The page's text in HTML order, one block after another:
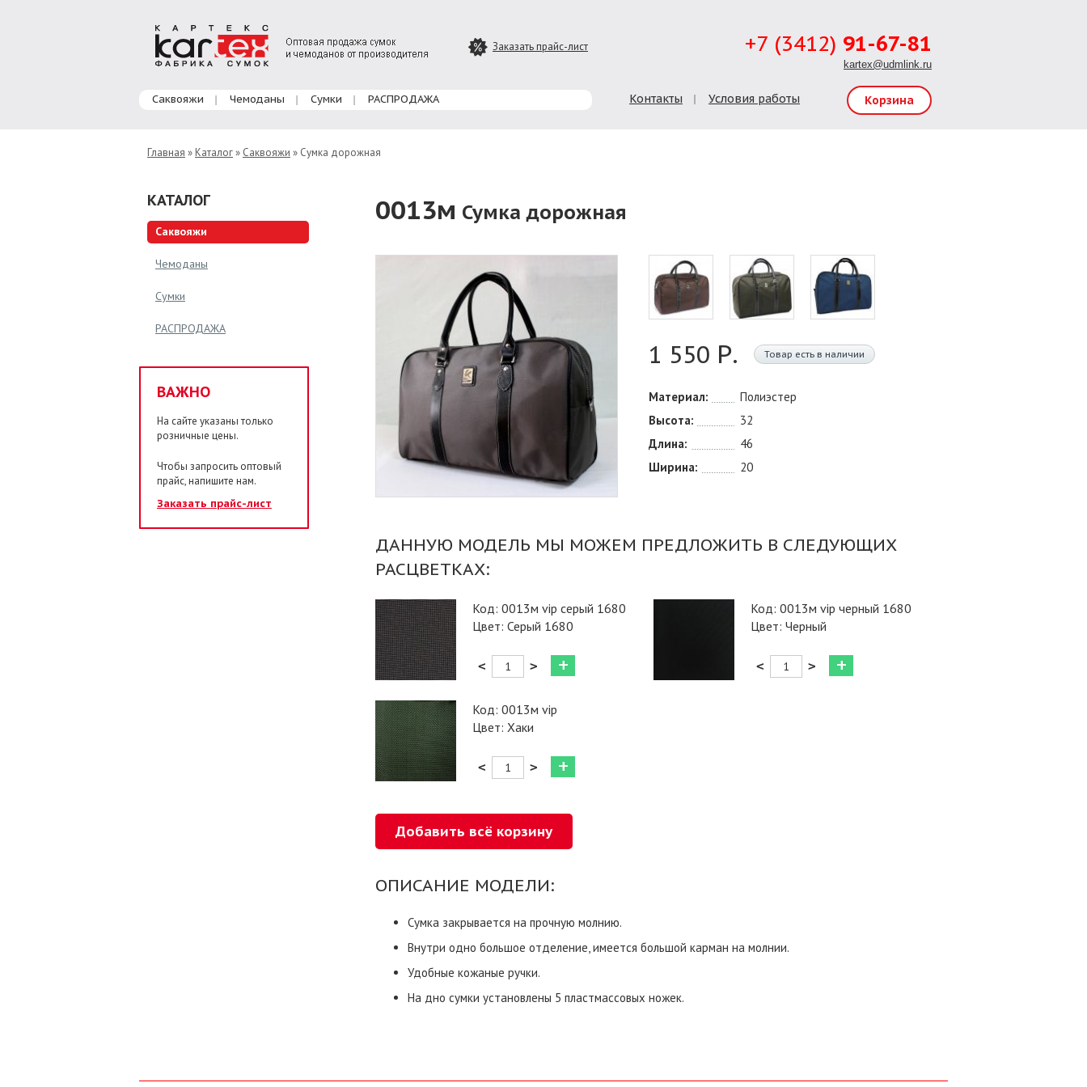
Заказать прайс-лист +7 (3412) 91-67-81
kartex@udmlink.ru
Главное меню
Саквояжи Чемоданы Сумки РАСПРОДАЖА Главное меню 2
Контакты Условия работы Корзина
Главная » Каталог» Саквояжи » Сумка дорожная
КАТАЛОГ
Саквояжи
Чемоданы
Сумки
РАСПРОДАЖА
ВАЖНО
На сайте указаны только
розничные цены.
Чтобы запросить оптовый
прайс, напишите нам.
Заказать прайс-лист
0013м Сумка дорожная
1 550 Р. Товар есть в наличии
Материал:
Полиэстер
Высота:
32
Длина:
46
Ширина:
20
Код: 0013м vip серый 1680
Цвет: Серый 1680
< >
Код: 0013м vip черный 1680
Цвет: Черный
< >
Код: 0013м vip
Цвет: Хаки
< >
ОПИСАНИЕ МОДЕЛИ:
Сумка закрывается на прочную молнию.
Внутри одно большое отделение, имеется большой карман на молнии.
Удобные кожаные ручки.
На дно сумки установлены 5 пластмассовых ножек.